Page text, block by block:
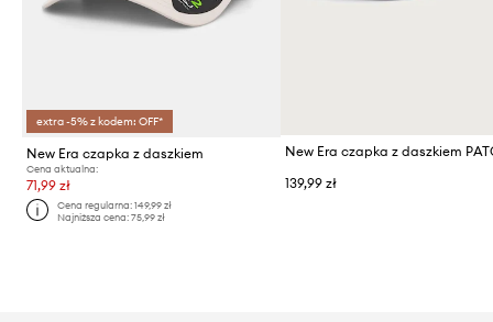
extra -5% z kodem: OFF*
New Era czapka z daszkiem
Cena aktualna:
71,99 zł
Cena regularna:149,99 zł
Najniższa cena:75,99 zł
139,99 zł